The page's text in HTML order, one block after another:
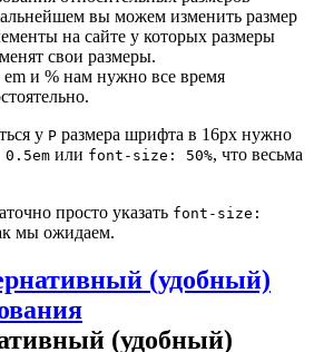
вы можем изменить размер
на сайте у которых размеры
свои размеры.
и % нам нужно все время
у P размера шрифта в 16px нужно
или font-size: 50%, что весьма
просто указать font-size:
мы ожидаем.
(удобный)
(удобный)